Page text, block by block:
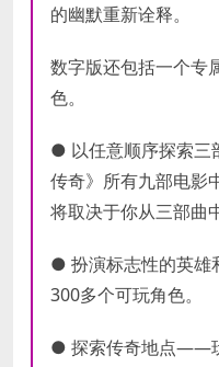
的幽默重新诠释。
数字版还包括一个专
色。
● 以任意顺序探索
传奇》所有九部电影
将取决于你从三部曲
● 扮演标志性的英
300多个可玩角色。
● 探索传奇地点——